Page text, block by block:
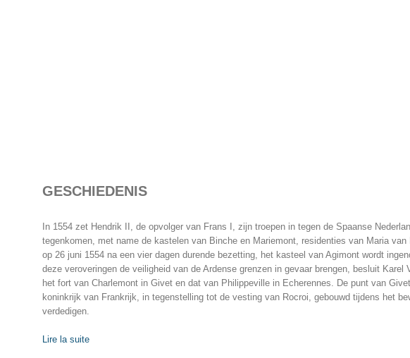
GESCHIEDENIS
In 1554 zet Hendrik II, de opvolger van Frans I, zijn troepen in tegen de Spaanse
tegenkomen, met name de kastelen van Binche en Mariemont, residenties van Maria
op 26 juni 1554 na een vier dagen durende bezetting, het kasteel van Agimont wordt
deze veroveringen de veiligheid van de Ardense grenzen in gevaar brengen, besluit
het fort van Charlemont in Givet en dat van Philippeville in Echerennes. De punt van
koninkrijk van Frankrijk, in tegenstelling tot de vesting van Rocroi, gebouwd tijdens het
verdedigen.
Lire la suite